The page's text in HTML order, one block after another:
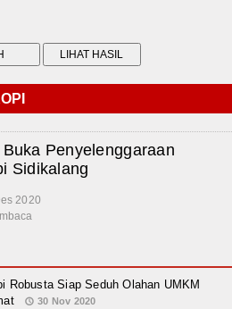
Penyelenggaraan
Sidikalang
2020
Robusta Siap Seduh Olahan UMKM
30 Nov 2020